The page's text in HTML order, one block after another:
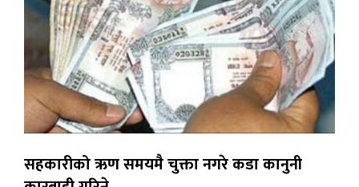
सहकारीको ऋण समयमै चुक्ता नगरे कडा कानुनी